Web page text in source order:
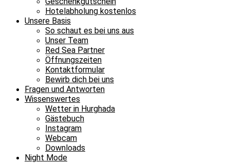
Hotelabholung kostenlos
Unsere Basis
So schaut es bei uns aus
Unser Team
Red Sea Partner
Öffnungszeiten
Kontaktformular
Bewirb dich bei uns
Fragen und Antworten
Wissenswertes
Wetter in Hurghada
Gästebuch
Instagram
Webcam
Downloads
Night Mode